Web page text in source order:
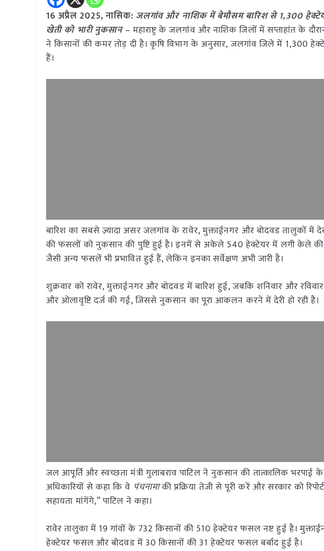
16 अप्रैल 2025, नासिक: जलगांव और नाशिक में बेमौसम बारिश से 1,300
खेती को भारी नुकसान –महाराष्ट्र के जलगांव और नाशिक जिलों में सप्ताहांत के
ने किसानों की कमर तोड़ दी है। कृषि विभाग के अनुसार, जलगांव जिले में 1,300
हैं।
बारिश का सबसे ज़्यादा असर जलगांव के रावेर, मुक्ताईनगर और बोदवड तालुकों में
की फसलों को नुकसान की पुष्टि हुई है। इनमें से अकेले 540 हेक्टेयर में लगी केले की
जैसी अन्य फसलें भी प्रभावित हुई हैं, लेकिन इनका सर्वेक्षण अभी जारी है।
शुक्रवार को रावेर, मुक्ताईनगर और बोदवड में बारिश हुई, जबकि शनिवार और
और ओलावृष्टि दर्ज की गई, जिससे नुकसान का पूरा आकलन करने में देरी हो रही है।
जल आपूर्ति और स्वच्छता मंत्री गुलाबराव पाटिल ने नुकसान की तात्कालिक भरपाई के
अधिकारियों से कहा कि वे पंचनामाकी प्रक्रिया तेजी से पूरी करें और सरकार को
सहायता मांगेंगे,” पाटिल ने कहा।
रावेर तालुका में 19 गांवों के 732 किसानों की 510 हेक्टेयर फसल नष्ट हुई है।
हेक्टेयर फसल और बोदवड में 30 किसानों की 31 हेक्टेयर फसल बर्बाद हुई है।